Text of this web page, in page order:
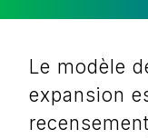
Le modèle
expansion